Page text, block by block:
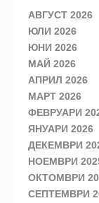
АВГУСТ 2026
ЮЛИ 2026
ЮНИ 2026
МАЙ 2026
АПРИЛ 2026
МАРТ 2026
ФЕВРУАРИ
ЯНУАРИ 2026
ДЕКЕМВРИ
НОЕМВРИ
ОКТОМВРИ
СЕПТЕМВРИ